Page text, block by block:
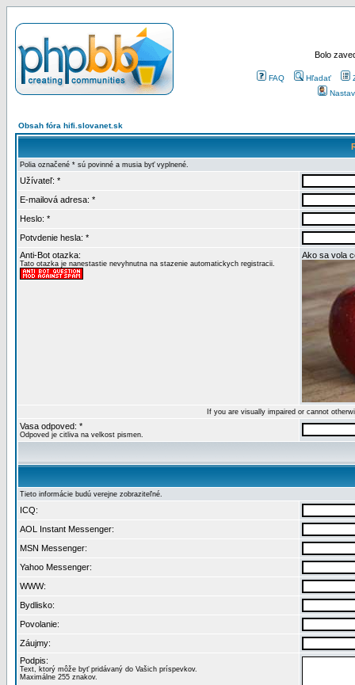
Bolo
FAQ Hľadať
Obsah fóra hifi.slovanet.sk
Polia označené * sú povinné a musia byť vyplnené.
Užívateľ: *
E-mailová adresa: *
Heslo: *
Potvdenie hesla: *
Anti-Bot otazka:
Tato otazka je nanestastie nevyhnutna na stazenie automatickych registracii.
Ako sa vola
If you are visually impaired or cannot
Vasa odpoved: *
Odpoved je citliva na velkost pismen.
Tieto informácie budú verejne zobraziteľné.
ICQ:
AOL Instant Messenger:
MSN Messenger:
Yahoo Messenger:
WWW:
Bydlisko:
Povolanie:
Záujmy:
Podpis:
Text, ktorý môže byť pridávaný do Vašich príspevkov.
Maximálne 255 znakov.